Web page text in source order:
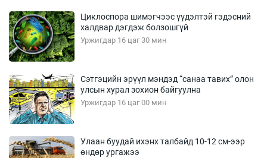
Циклоспора шимэгчээс үүдэлтэй гэдэсний
халдвар дэгдэж болзошгүй
Уржигдар 16 цаг 30 мин
Сэтгэцийн эрүүл мэндэд “санаа тавих” олон
улсын хурал зохион байгуулна
Уржигдар 16 цаг 00 мин
Улаан буудай ихэнх талбайд 10-12 см-ээр
өндөр ургажээ